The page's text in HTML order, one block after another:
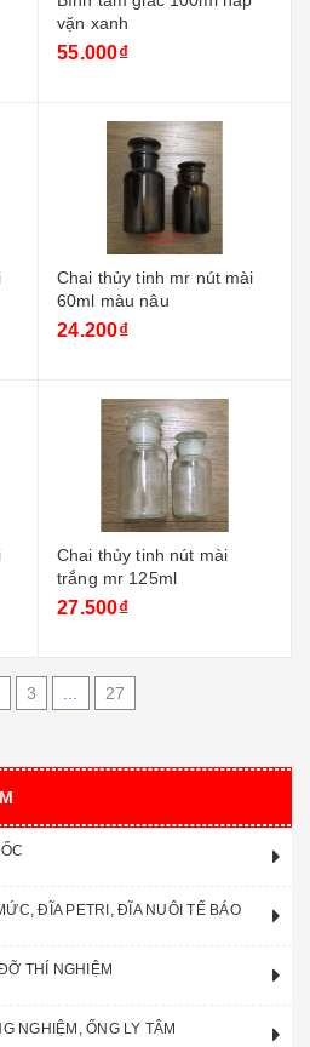
vặn xanh
55.000₫
Chai thủy tinh mr nút mài
60ml màu nâu
24.200₫
Chai thủy tinh nút mài
trắng mr 125ml
27.500₫
3 27
ĐĨA PETRI, ĐĨA NUÔI TẾ BÁO
THÍ NGHIỆM
NGHIỆM, ỐNG LY TÂM